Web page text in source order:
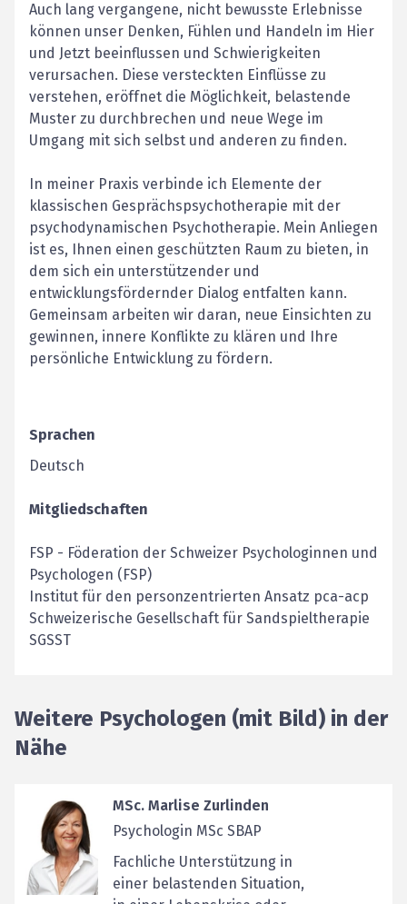
Auch lang vergangene, nicht bewusste Erlebnisse
können unser Denken, Fühlen und Handeln im Hier
und Jetzt beeinflussen und Schwierigkeiten
verursachen. Diese versteckten Einflüsse zu
verstehen, eröffnet die Möglichkeit, belastende
Muster zu durchbrechen und neue Wege im
Umgang mit sich selbst und anderen zu finden.
In meiner Praxis verbinde ich Elemente der
klassischen Gesprächspsychotherapie mit der
psychodynamischen Psychotherapie. Mein Anliegen
ist es, Ihnen einen geschützten Raum zu bieten, in
dem sich ein unterstützender und
entwicklungsfördernder Dialog entfalten kann.
Gemeinsam arbeiten wir daran, neue Einsichten zu
gewinnen, innere Konflikte zu klären und Ihre
persönliche Entwicklung zu fördern.
Sprachen
Deutsch
Mitgliedschaften
FSP - Föderation der Schweizer Psychologinnen und
Psychologen (FSP)
Institut für den personzentrierten Ansatz pca-acp
Schweizerische Gesellschaft für Sandspieltherapie
SGSST
Weitere Psychologen (mit Bild) in der
Nähe
MSc. Marlise Zurlinden
Psychologin MSc SBAP
Fachliche Unterstützung in
einer belastenden Situation,